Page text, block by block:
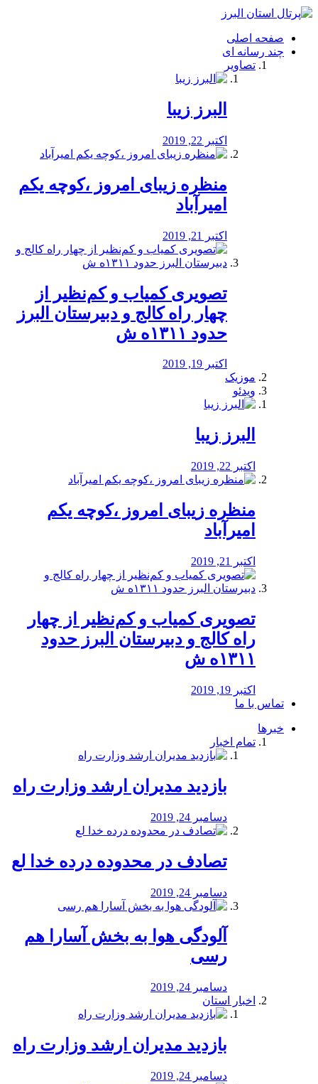
فصد
شرق
تهران
خشکشویی
صفحه اصلی
چند رسانه ای
تصاویر
البرز زیبا
اکتبر 22, 2019
منظره‌‌ زیبای امروز ،کوچه یکم
امیرآباد
اکتبر 21, 2019
️تصویری کمیاب و کم‌نظیر از
چهار راه كالج و دبيرستان البرز
حدود ۱۳۱۱ه ش
اکتبر 19, 2019
موزیک
ویدئو
البرز زیبا
اکتبر 22, 2019
منظره‌‌ زیبای امروز ،کوچه یکم
امیرآباد
اکتبر 21, 2019
️تصویری کمیاب و کم‌نظیر از چهار
راه كالج و دبيرستان البرز حدود
۱۳۱۱ه ش
اکتبر 19, 2019
تماس با ما
خبرها
تمام اخبار
بازدید مدیران ارشد وزارت راه
دسامبر 24, 2019
تصادف در محدوده درده خدا لع
دسامبر 24, 2019
آلودگی هوا به بخش آسارا هم
رسی
دسامبر 24, 2019
اخبار استان
بازدید مدیران ارشد وزارت راه
دسامبر 24, 2019